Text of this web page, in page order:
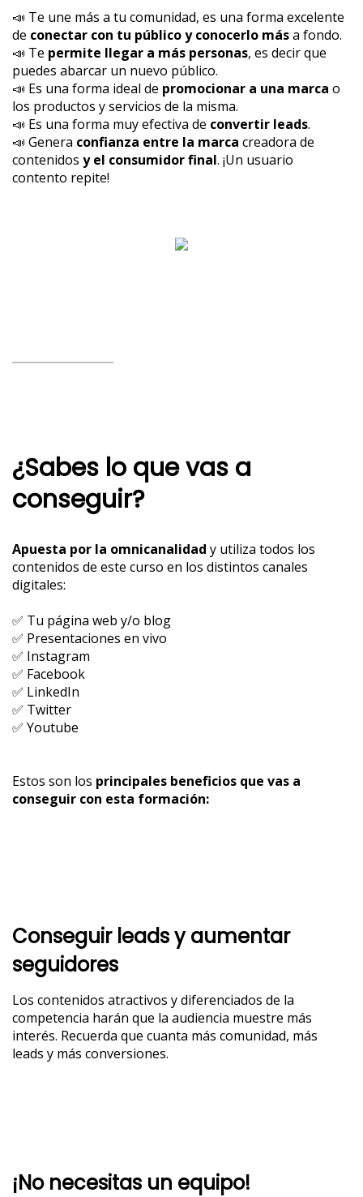
📣 Te une más a tu comunidad, es una forma excelente
de conectar con tu público y conocerlo mása fondo.
📣 Te permite llegar a más personas, es decir que
puedes abarcar un nuevo público.
📣 Es una forma ideal de promocionar a una marca o
los productos y servicios de la misma.
📣 Es una forma muy efectiva de convertir leads.
📣 Genera confianza entre la marca creadora de
contenidos y el consumidor final. ¡Un usuario
contento repite!
¿Sabes lo que vas a
conseguir?
Apuesta por la omnicanalidad y utiliza todos los
contenidos de este curso en los distintos canales
digitales:
✅ Tu página web y/o blog
✅ Presentaciones en vivo
✅ Instagram
✅ Facebook
✅ LinkedIn
✅ Twitter
✅ Youtube
Estos son los principales beneficios que vas a
conseguir con esta formación:
Conseguir leads y aumentar
seguidores
Los contenidos atractivos y diferenciados de la
competencia harán que la audiencia muestre más
interés. Recuerda que cuanta más comunidad, más
leads y más conversiones.
¡No necesitas un equipo!